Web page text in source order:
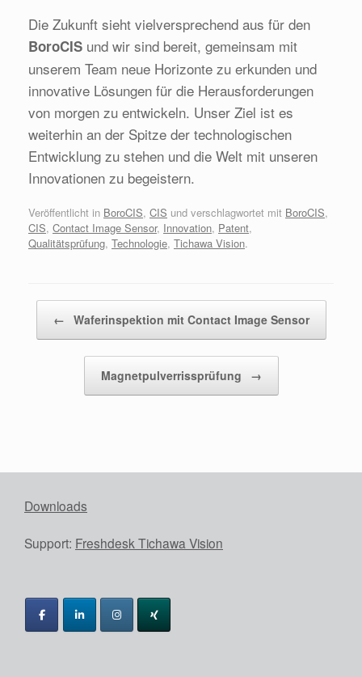
Die Zukunft sieht vielversprechend aus für den
BoroCIS und wir sind bereit, gemeinsam mit
unserem Team neue Horizonte zu erkunden und
innovative Lösungen für die Herausforderungen
von morgen zu entwickeln. Unser Ziel ist es
weiterhin an der Spitze der technologischen
Entwicklung zu stehen und die Welt mit unseren
Innovationen zu begeistern.
Veröffentlicht in BoroCIS, CIS und verschlagwortet mit BoroCIS,
CIS, Contact Image Sensor, Innovation, Patent,
Qualitätsprüfung, Technologie, Tichawa Vision.
← Waferinspektion mit Contact Image Sensor
Magnetpulverrissprüfung →
Downloads
Support: Freshdesk Tichawa Vision